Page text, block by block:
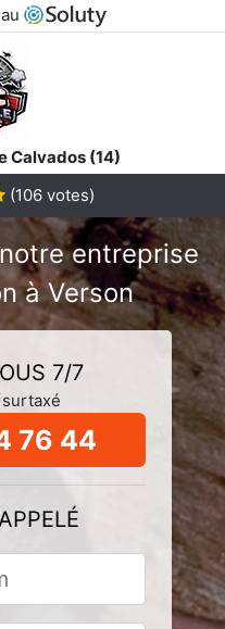
Calvados (14)
(106 votes)
entreprise
à Verson
7/7
76 44